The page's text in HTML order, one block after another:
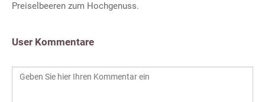
Preiselbeeren zum Hochgenuss.
User Kommentare